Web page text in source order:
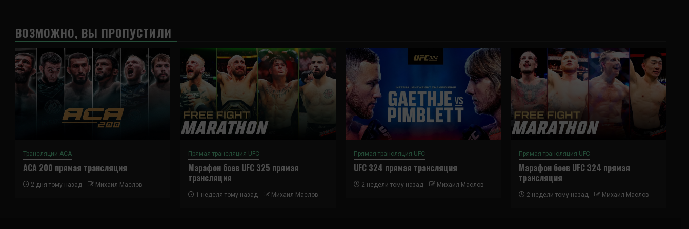
ВОЗМОЖНО, ВЫ ПРОПУСТИЛИ
Трансляции ACA
ACA 200 прямая трансляция
2 дня тому назад Михаил Маслов
Прямая трансляция UFC
Марафон боев UFC 325 прямая
трансляция
1 неделя тому назад Михаил Маслов
Прямая трансляция UFC
UFC 324 прямая трансляция
2 недели тому назад Михаил Маслов
Прямая трансляция UFC
Марафон боев UFC 324 прямая
трансляция
2 недели тому назад Михаил Маслов